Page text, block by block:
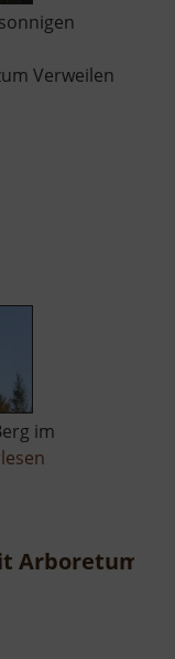
Verweilen
im
Arboretum